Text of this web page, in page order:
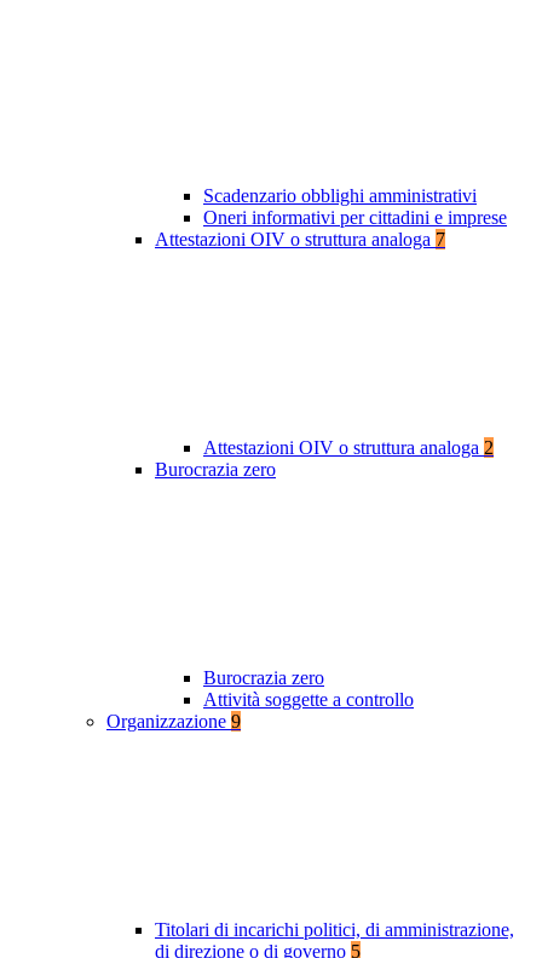
Scadenzario obblighi amministrativi
Oneri informativi per cittadini e imprese
Attestazioni OIV o struttura analoga 7
Attestazioni OIV o struttura analoga 2
Burocrazia zero
Burocrazia zero
Attività soggette a controllo
Organizzazione 9
Titolari di incarichi politici, di amministrazione,
di direzione o di governo 5